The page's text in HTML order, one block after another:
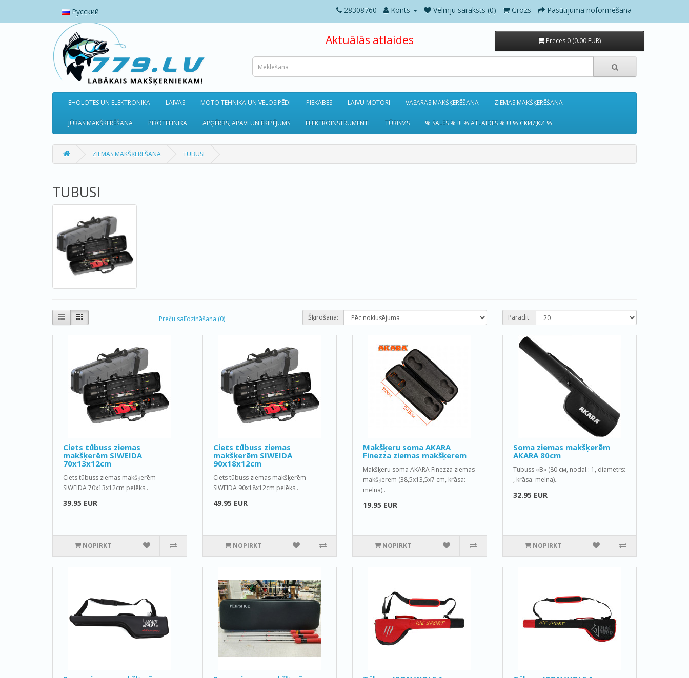
Русский 28308760 Konts Vēlmju saraksts (0) Grozs Pasūtijuma noformēšana
Aktuālās atlaides Preces 0 (0.00 EUR)
EHOLOTES UN ELEKTRONIKA LAIVAS MOTO TEHNIKA UN VELOSIPĒDI PIEKABES LAIVU MOTORI VASARAS MAKŠĶERĒŠANA ZIEMAS MAKŠĶERĒŠANA
JŪRAS MAKŠKERĒŠANA PIROTEHNIKA APĢĒRBS, APAVI UN EKIPĒJUMS ELEKTROINSTRUMENTI TŪRISMS % SALES % !!! % ATLAIDES % !!! % СКИДКИ %
ZIEMAS MAKŠĶERĒŠANA TUBUSI
TUBUSI
Preču salīdzināšana (0) Šķirošana: Parādīt:
Ciets tūbuss ziemas
makšķerēm SIWEIDA
70x13x12cm
Ciets tūbuss ziemas makšķerēm
SIWEIDA 70x13x12cm pelēks..
39.95 EUR
NOPIRKT
Ciets tūbuss ziemas
makšķerēm SIWEIDA
90x18x12cm
Ciets tūbuss ziemas makšķerēm
SIWEIDA 90x18x12cm pelēks..
49.95 EUR
NOPIRKT
Makšķeru soma AKARA
Finezza ziemas makšķerem
Makšķeru soma AKARA Finezza ziemas
makšķerem (38,5x13,5x7 cm, krāsa:
melna)..
19.95 EUR
NOPIRKT
Soma ziemas makšķerēm
AKARA 80cm
Tubuss «B» (80 см, nodal.: 1, diametrs:
, krāsa: melna)..
32.95 EUR
NOPIRKT